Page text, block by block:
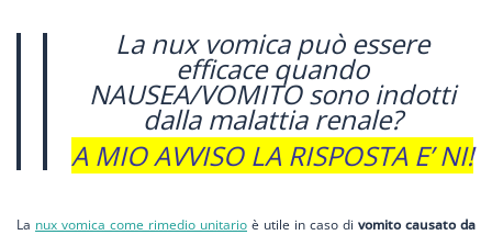
La nux vomica può essere
efficace quando
NAUSEA/VOMITO sono indotti
dalla malattia renale?
A MIO AVVISO LA RISPOSTA E’ NI!
La nux vomica come rimedio unitario è utile in caso di vomito causato da